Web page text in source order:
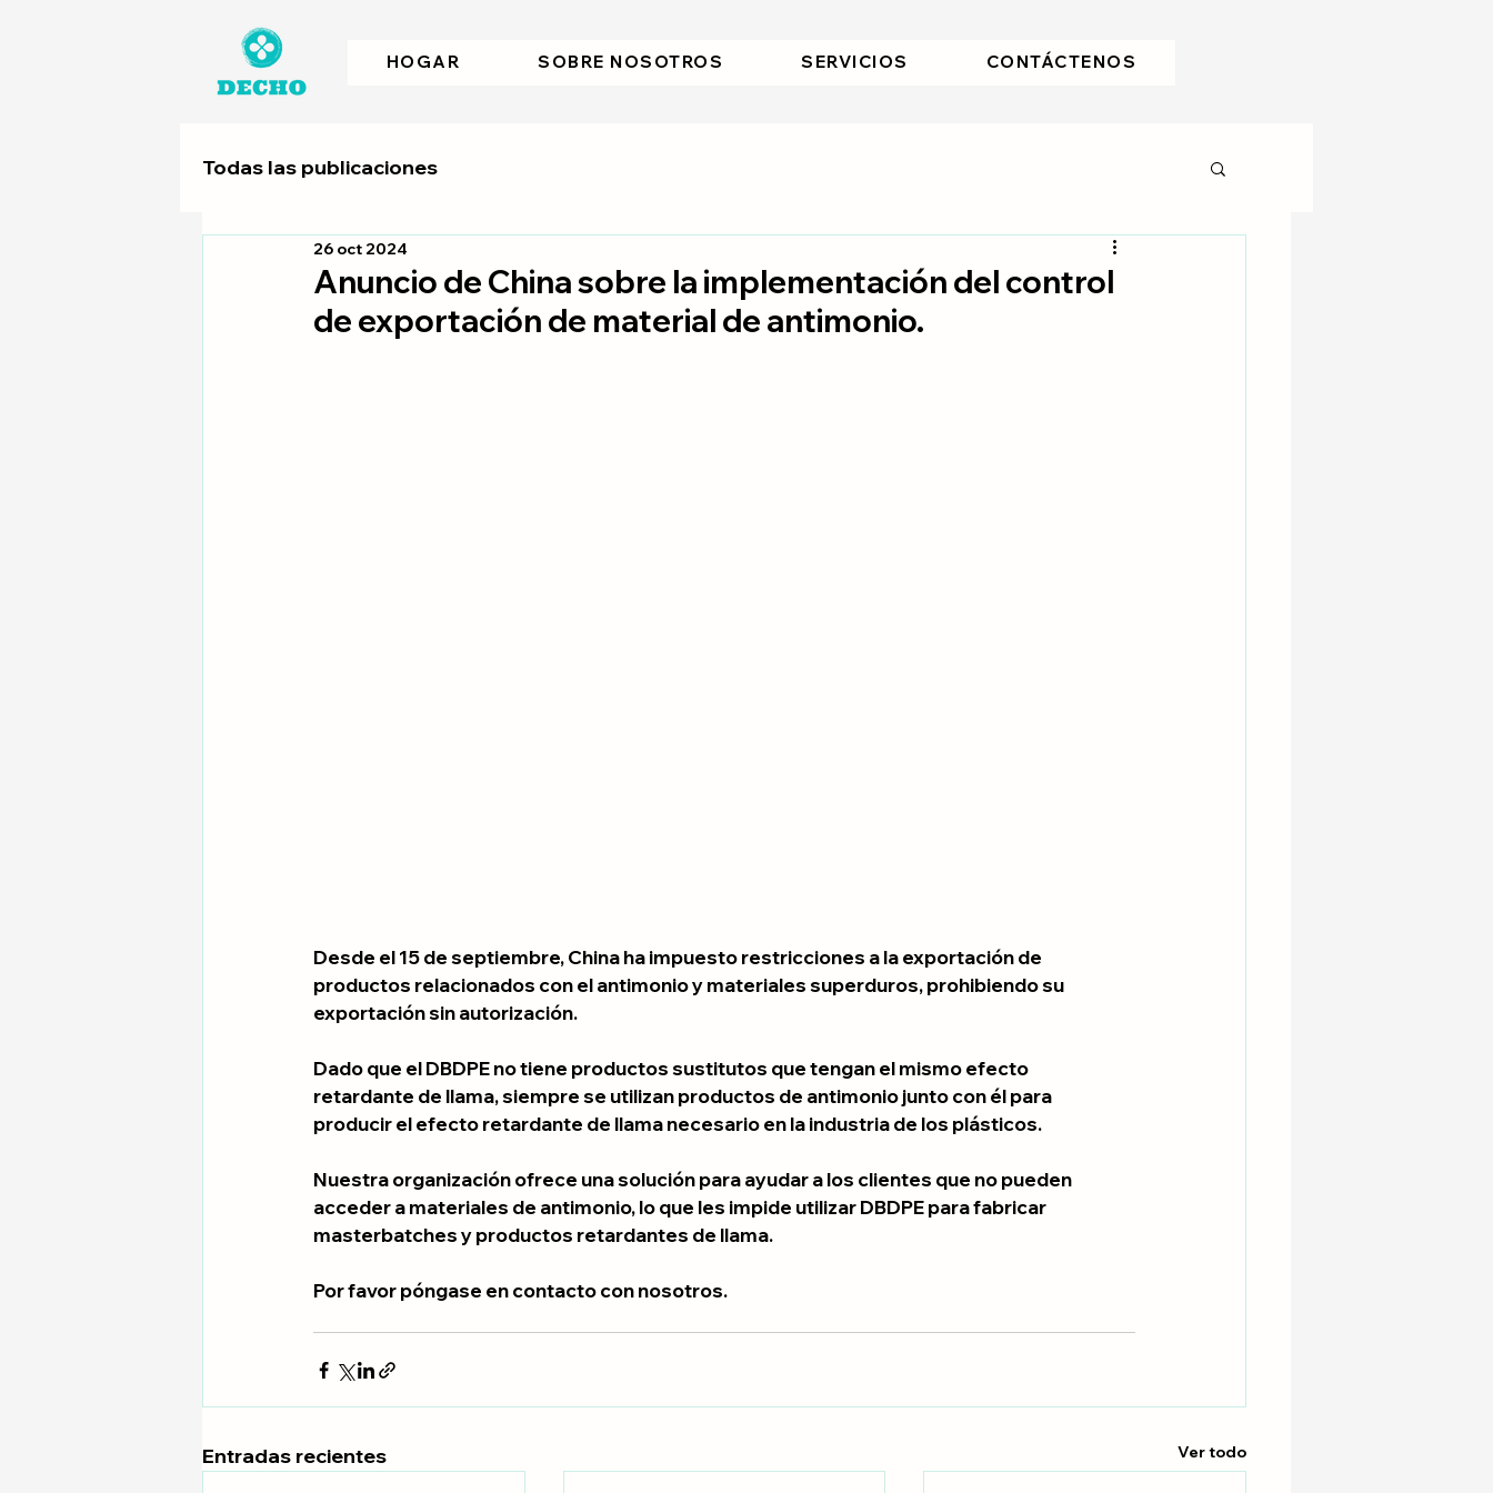
HOGAR SOBRE NOSOTROS SERVICIOS CONTÁCTENOS
Todas las publicaciones
Anuncio de China sobre la implementación del control
de exportación de material de antimonio.
26 oct 2024
Desde el 15 de septiembre, China ha impuesto restricciones a la exportación de
productos relacionados con el antimonio y materiales superduros, prohibiendo su
exportación sin autorización.
Dado que el DBDPE no tiene productos sustitutos que tengan el mismo efecto
retardante de llama, siempre se utilizan productos de antimonio junto con él para
producir el efecto retardante de llama necesario en la industria de los plásticos.
Nuestra organización ofrece una solución para ayudar a los clientes que no pueden
acceder a materiales de antimonio, lo que les impide utilizar DBDPE para fabricar
masterbatches y productos retardantes de llama.
Por favor póngase en contacto con nosotros.
Entradas recientes Ver todo